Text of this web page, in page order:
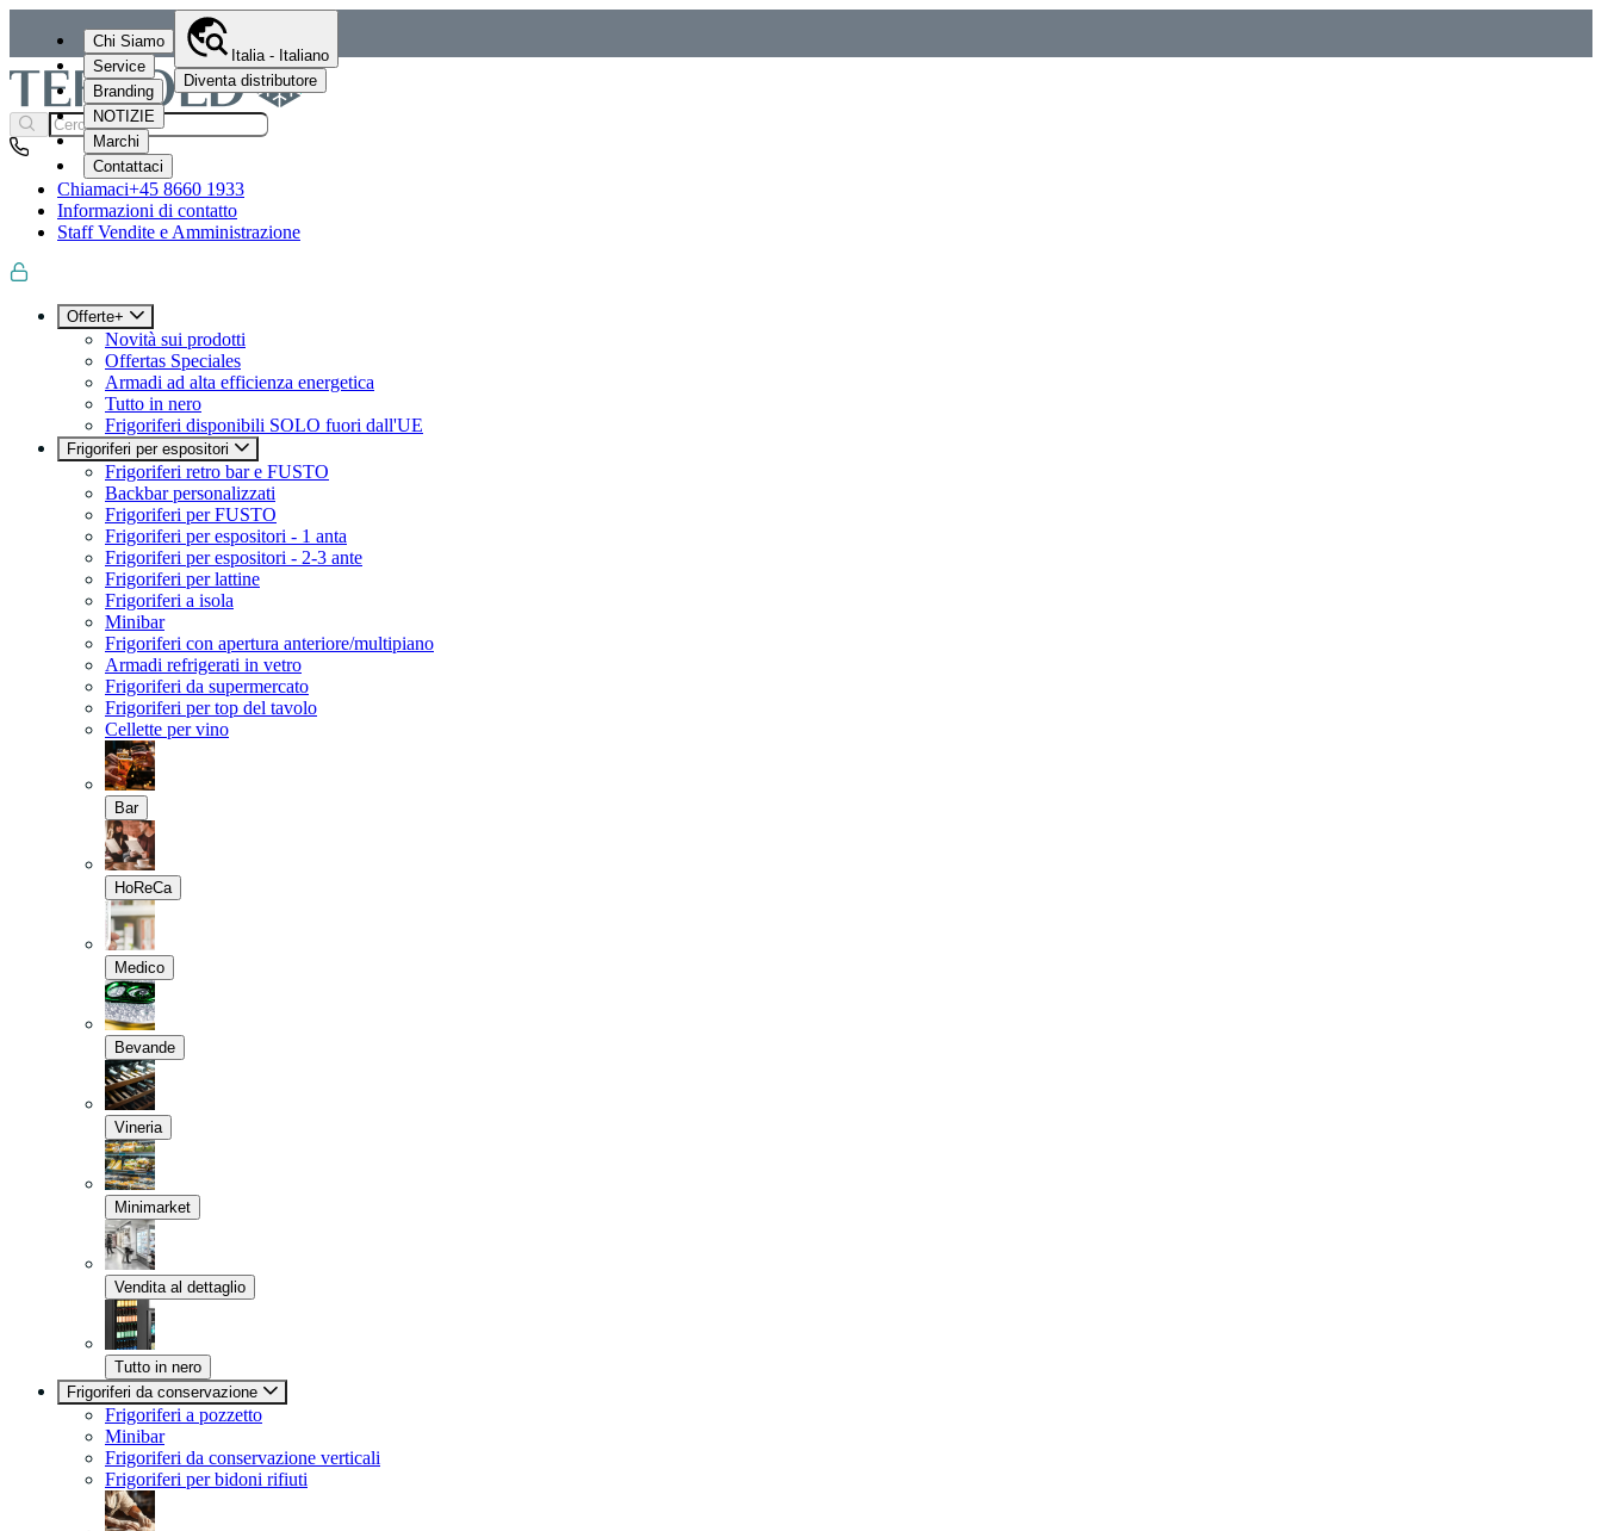
Chi Siamo
Service
Branding
NOTIZIE
Marchi
Contattaci
Italia - Italiano
Diventa distributore
Chiamaci+45 8660 1933
Informazioni di contatto
Staff Vendite e Amministrazione
Offerte+
Novità sui prodotti
Offertas Speciales
Armadi ad alta efficienza energetica
Tutto in nero
Frigoriferi disponibili SOLO fuori dall'UE
Frigoriferi per espositori
Frigoriferi retro bar e FUSTO
Backbar personalizzati
Frigoriferi per FUSTO
Frigoriferi per espositori - 1 anta
Frigoriferi per espositori - 2-3 ante
Frigoriferi per lattine
Frigoriferi a isola
Minibar
Frigoriferi con apertura anteriore/multipiano
Armadi refrigerati in vetro
Frigoriferi da supermercato
Frigoriferi per top del tavolo
Cellette per vino
Bar
HoReCa
Medico
Bevande
Vineria
Minimarket
Vendita al dettaglio
Tutto in nero
Frigoriferi da conservazione
Frigoriferi a pozzetto
Minibar
Frigoriferi da conservazione verticali
Frigoriferi per bidoni rifiuti